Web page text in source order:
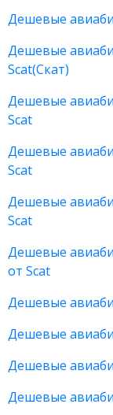
Дешевые
Дешевые
Scat(Скат)
Дешевые
Scat
Дешевые
Scat
Дешевые
Scat
Дешевые
от Scat
Дешевые
Дешевые
Дешевые
Дешевые